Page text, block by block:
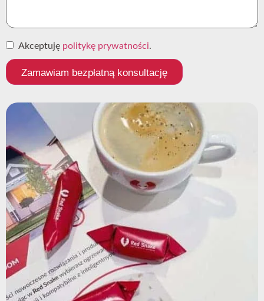
Akceptuję politykę prywatności.
Zamawiam bezpłatną konsultację